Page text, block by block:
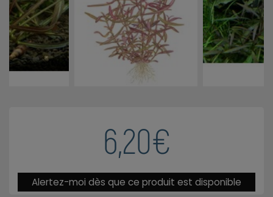
6,20€
Alertez-moi dès que ce produit est disponible